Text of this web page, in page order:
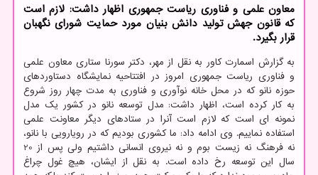
معاون علمی و فناوری ریاست جمهوری اظهار داشت: لازم است
که قانون جهش تولید دانش بنیان مورد حمایت شورای نگهبان
قرار بگیرد.
به گزارش اسمارت کاور به نقل از مهر، دکتر سورنا ستاری معاون علمی
و فناوری ریاست جمهوری امروز در افتتاحیه نمایشگاه دستاوردهای
حوزه نانو که در محل خانه نوآوری و فناوری به مدت چهار روز شروع
به کار کرده است، اظهار داشت: مدل توسعه نانو در کشور یک مدل
نمونه ای است که لازم است آنرا در ستادهای دیگر معاونت علمی
استفاده نماییم. وی ادامه داد: ما کشوری بودیم که در رویارویی با نانو،
نه فرهنگ نه زیست بوم و نه نیروی انسانی داشتیم ولی پس از 20
سال این توسعه رخ داده است. به نقل از ایشان، هیچ غول چراغ